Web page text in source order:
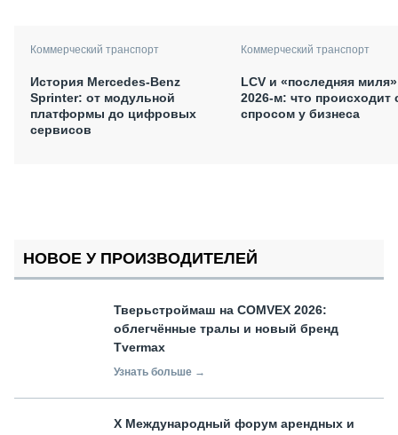
Коммерческий транспорт
История Mercedes-Benz
Sprinter: от модульной
платформы до цифровых
сервисов
Коммерческий транспорт
LCV и «последняя
2026-м: что происходит
спросом у бизнеса
НОВОЕ У ПРОИЗВОДИТЕЛЕЙ
Тверьстроймаш на COMVEX 2026:
облегчённые тралы и новый бренд
Tvermax
Узнать больше →
X Международный форум арендных и